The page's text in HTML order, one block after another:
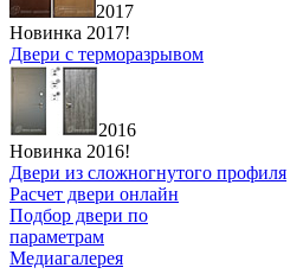
2017
Новинка 2017!
Двери с терморазрывом
2016
Новинка 2016!
Двери из сложногнутого профиля
Расчет двери онлайн
Подбор двери по
параметрам
Медиагалерея